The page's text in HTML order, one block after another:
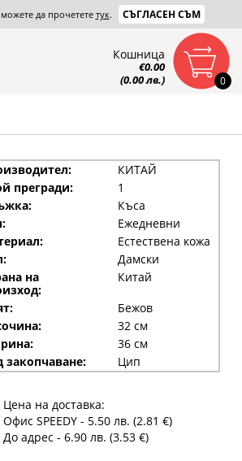
да прочетете тук. СЪГЛАСЕН СЪМ
0
Кошница
€0.00
(0.00 лв.)
КИТАЙ
прегради:
1
Къса
Ежедневни
Естествена кожа
Дамски
на
Китай
Бежов
32 см
36 см
закопчаване:
Цип
Цена на доставка:
Офис SPEEDY - 5.50 лв. (2.81 €)
До адрес - 6.90 лв. (3.53 €)